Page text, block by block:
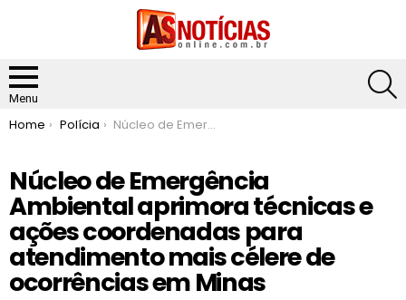
Menu
You are here:
Home Polícia Núcleo de Emergência Ambiental aprimora técnicas e ações coordenadas para atendimento mais célere de ocorrências em Minas
Núcleo de Emergência
Ambiental aprimora técnicas e
ações coordenadas para
atendimento mais célere de
ocorrências em Minas